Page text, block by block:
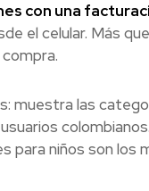
con una
el celular. Más
muestra las
para niños son los